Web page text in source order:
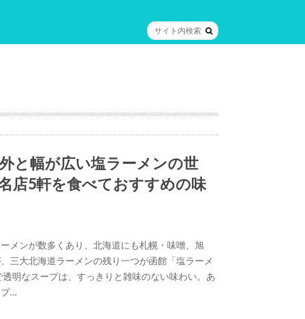
と幅が広い塩ラーメンの世
店5軒を食べておすすめの味
メンが数多くあり、北海道にも札幌・味噌、旭
三大北海道ラーメンの残り一つが函館「塩ラーメ
明なスープは、すっきりと雑味のない味わい。あ
プ…